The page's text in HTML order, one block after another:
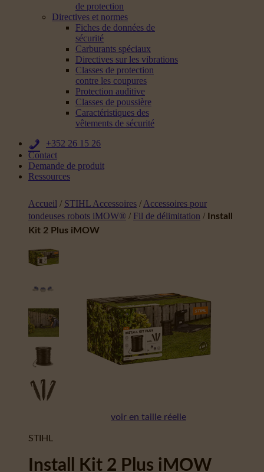
de protection
Directives et normes
Fiches de données de
sécurité
Carburants spéciaux
Directives sur les vibrations
Classes de protection
contre les coupures
Protection auditive
Classes de poussière
Caractéristiques des
vêtements de sécurité
+352 26 15 26
Contact
Demande de produit
Ressources
Accueil / STIHL Accessoires / Accessoires pour
tondeuses robots iMOW® / Fil de délimitation /
Install
Kit 2 Plus iMOW
voir en taille réelle
STIHL
Install Kit 2 Plus iMOW